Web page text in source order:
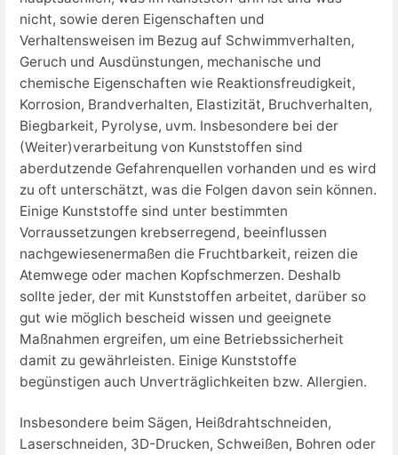
nicht, sowie deren Eigenschaften und
Verhaltensweisen im Bezug auf Schwimmverhalten,
Geruch und Ausdünstungen, mechanische und
chemische Eigenschaften wie Reaktionsfreudigkeit,
Korrosion, Brandverhalten, Elastizität, Bruchverhalten,
Biegbarkeit, Pyrolyse, uvm. Insbesondere bei der
(Weiter)verarbeitung von Kunststoffen sind
aberdutzende Gefahrenquellen vorhanden und es wird
zu oft unterschätzt, was die Folgen davon sein können.
Einige Kunststoffe sind unter bestimmten
Vorraussetzungen krebserregend, beeinflussen
nachgewiesenermaßen die Fruchtbarkeit, reizen die
Atemwege oder machen Kopfschmerzen. Deshalb
sollte jeder, der mit Kunststoffen arbeitet, darüber so
gut wie möglich bescheid wissen und geeignete
Maßnahmen ergreifen, um eine Betriebssicherheit
damit zu gewährleisten. Einige Kunststoffe
begünstigen auch Unverträglichkeiten bzw. Allergien.
Insbesondere beim Sägen, Heißdrahtschneiden,
Laserschneiden, 3D-Drucken, Schweißen, Bohren oder